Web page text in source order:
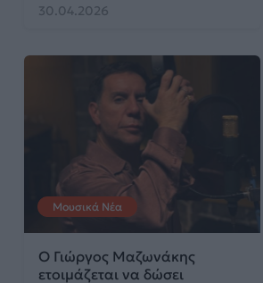
30.04.2026
Μουσικά Νέα
Ο Γιώργος Μαζωνάκης
ετοιμάζεται να δώσει